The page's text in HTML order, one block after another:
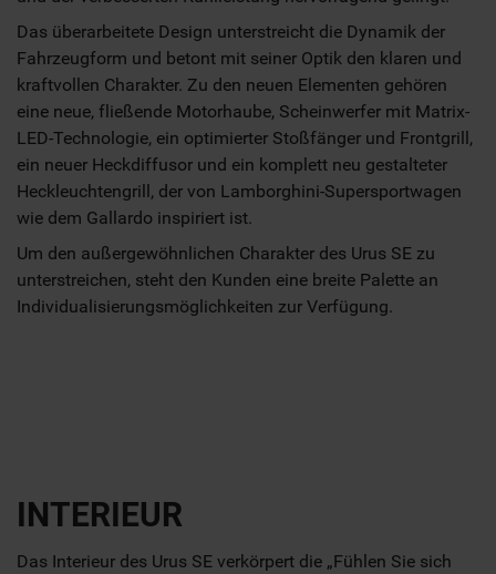
Das überarbeitete Design unterstreicht die Dynamik der
Fahrzeugform und betont mit seiner Optik den klaren und
kraftvollen Charakter. Zu den neuen Elementen gehören
eine neue, fließende Motorhaube, Scheinwerfer mit Matrix-
LED-Technologie, ein optimierter Stoßfänger und Frontgrill,
ein neuer Heckdiffusor und ein komplett neu gestalteter
Heckleuchtengrill, der von Lamborghini-Supersportwagen
wie dem Gallardo inspiriert ist.
Um den außergewöhnlichen Charakter des Urus SE zu
unterstreichen, steht den Kunden eine breite Palette an
Individualisierungsmöglichkeiten zur Verfügung.
INTERIEUR
Das Interieur des Urus SE verkörpert die „Fühlen Sie sich